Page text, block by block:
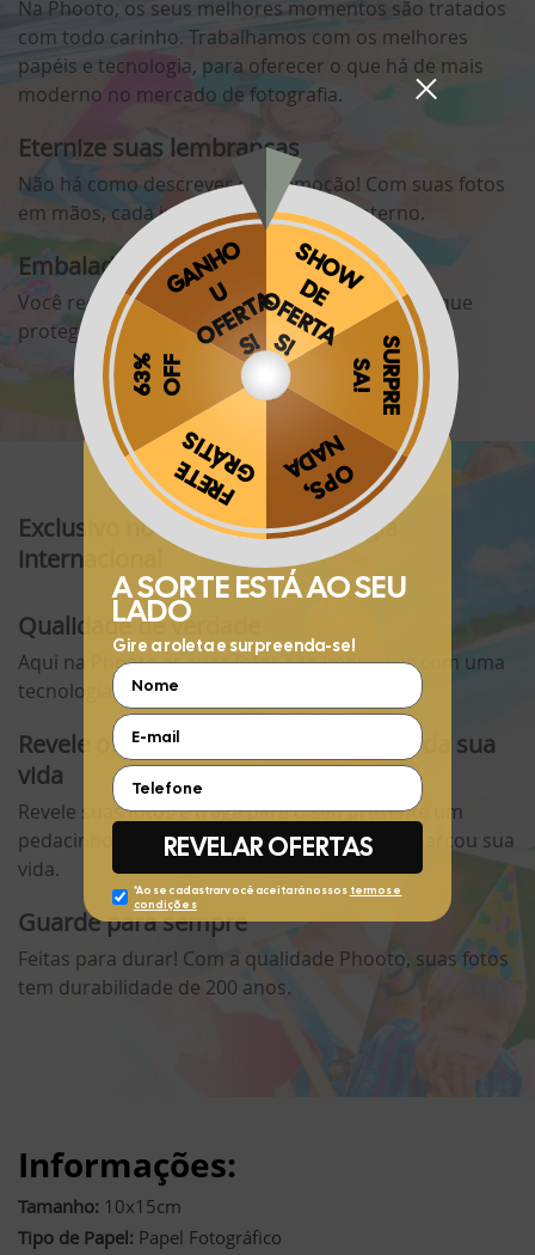
Na Phooto, os seus melhores momentos são tratados
com todo carinho. Trabalhamos com os melhores
papéis e tecnologia, para oferecer o que há de mais
moderno no mercado de fotografia.
Eternize suas lembranças
Não há como descrever essa emoção! Com suas fotos
em mãos, cada instante é passa a ser eterno.
Embaladas com todo o carinho
Você recebe suas fotos em uma linda caixinha que
protege e guarda suas fotos.
Exclusivo no Brasil com tecnologia
internacional
Qualidade de verdade
Aqui na Phooto as suas fotos são impressas com uma
tecnologia exclusiva e internacional!
Revele os momentos mais especiais da sua
vida
Revele suas fotos e traga para o seu presente um
pedacinho daquele momento especial que marcou sua
vida.
Guarde para sempre
Feitas para durar! Com a qualidade Phooto, suas fotos
tem durabilidade de 200 anos.
Informações:
Tamanho: 10x15cm
Tipo de Papel: Papel Fotográfico
Obrigado por se cadastrar na
Aproveite e receba as novidades e ofertas exclusivas da